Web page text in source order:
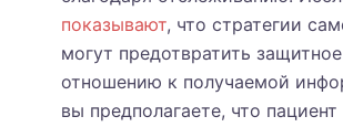
показывают, что стратегии
могут предотвратить
отношению к получаемой
вы предполагаете, что